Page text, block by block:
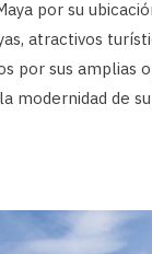
por su
atractivos
por sus amplias
modernidad de su